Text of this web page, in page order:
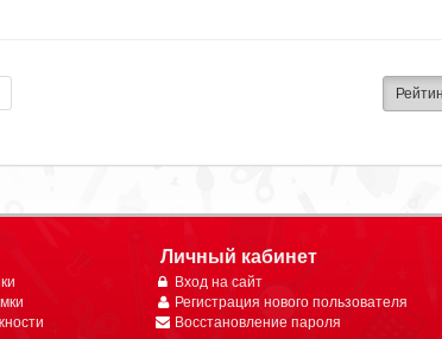
Личный кабинет
Вход на сайт
Регистрация нового пользователя
Восстановление пароля